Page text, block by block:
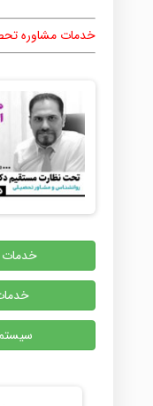
خدمات مشاوره
خدمات